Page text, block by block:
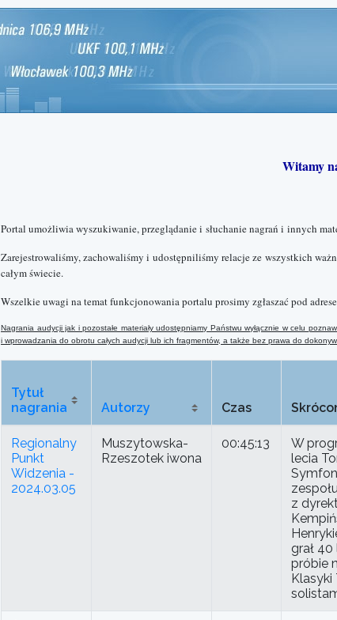
Witamy
Portal umożliwia wyszukiwanie, przeglądanie i słuchanie nagrań i innych
Zarejestrowaliśmy, zachowaliśmy i udostępniliśmy relacje ze wszystkich
całym świecie.
Wszelkie uwagi na temat funkcjonowania portalu prosimy zgłaszać pod
Nagrania audycji jak i pozostałe materiały udostępniamy Państwu wyłącznie w celu
i wprowadzania do obrotu całych audycji lub ich fragmentów, a także bez prawa do
Tytuł
nagrania
Autorzy Czas
Regionalny
Punkt
Widzenia -
2024.03.05
Muszytowska-
Rzeszotek iwona
00:45:13
W
lecia
z
grał
próbie